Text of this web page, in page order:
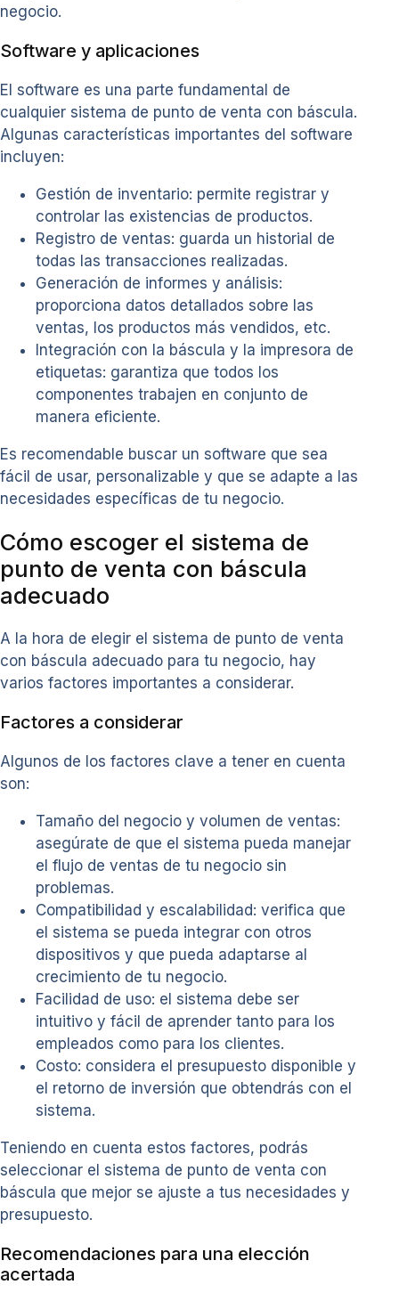
negocio.
Software y aplicaciones
El software es una parte fundamental de
cualquier sistema de punto de venta con báscula.
Algunas características importantes del software
incluyen:
Gestión de inventario: permite registrar y
controlar las existencias de productos.
Registro de ventas: guarda un historial de
todas las transacciones realizadas.
Generación de informes y análisis:
proporciona datos detallados sobre las
ventas, los productos más vendidos, etc.
Integración con la báscula y la impresora de
etiquetas: garantiza que todos los
componentes trabajen en conjunto de
manera eficiente.
Es recomendable buscar un software que sea
fácil de usar, personalizable y que se adapte a las
necesidades específicas de tu negocio.
Cómo escoger el sistema de
punto de venta con báscula
adecuado
A la hora de elegir el sistema de punto de venta
con báscula adecuado para tu negocio, hay
varios factores importantes a considerar.
Factores a considerar
Algunos de los factores clave a tener en cuenta
son:
Tamaño del negocio y volumen de ventas:
asegúrate de que el sistema pueda manejar
el flujo de ventas de tu negocio sin
problemas.
Compatibilidad y escalabilidad: verifica que
el sistema se pueda integrar con otros
dispositivos y que pueda adaptarse al
crecimiento de tu negocio.
Facilidad de uso: el sistema debe ser
intuitivo y fácil de aprender tanto para los
empleados como para los clientes.
Costo: considera el presupuesto disponible y
el retorno de inversión que obtendrás con el
sistema.
Teniendo en cuenta estos factores, podrás
seleccionar el sistema de punto de venta con
báscula que mejor se ajuste a tus necesidades y
presupuesto.
Recomendaciones para una elección
acertada